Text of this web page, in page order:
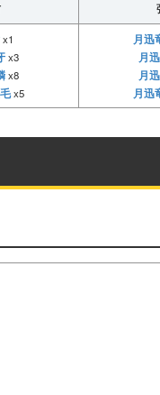
x1
x3
x8
x5
月迅
月
月
月迅